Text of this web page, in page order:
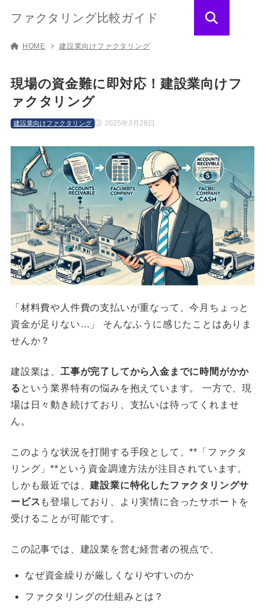
ファクタリング比較ガイド
HOME 建設業向けファクタリング
現場の資金難に即対応！建設業向けフ
ァクタリング
2025年3月28日
建設業向けファクタリング
「材料費や人件費の支払いが重なって、今月ちょっと
資金が足りない…」 そんなふうに感じたことはありま
せんか？
建設業は、 工事が完了してから入金までに時間がかか
る という業界特有の悩みを抱えています。 一方で、現
場は日々動き続けており、支払いは待ってくれませ
ん。
このような状況を打開する手段として、**「ファクタ
リング」**という資金調達方法が注目されています。
しかも最近では、建設業に特化したファクタリングサ
ービス も登場しており、より実情に合ったサポートを
受けることが可能です。
この記事では、建設業を営む経営者の視点で、
なぜ資金繰りが厳しくなりやすいのか
ファクタリングの仕組みとは？